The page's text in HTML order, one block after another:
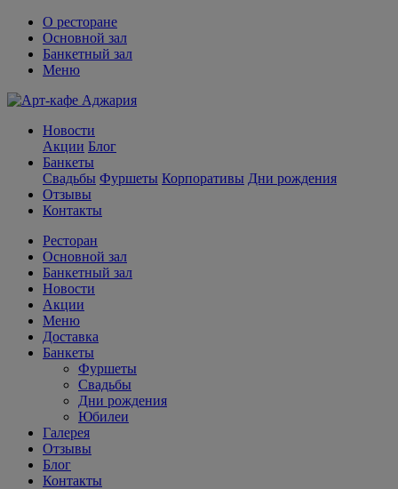
О ресторане
Основной зал
Банкетный зал
Меню
Новости
Акции Блог
Банкеты
Свадьбы Фуршеты Корпоративы Дни рождения
Отзывы
Контакты
Ресторан
Основной зал
Банкетный зал
Новости
Акции
Меню
Доставка
Банкеты
Фуршеты
Свадьбы
Дни рождения
Юбилеи
Галерея
Отзывы
Блог
Контакты